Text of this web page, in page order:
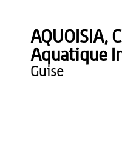
AQUOISIA,
Aquatique
guise